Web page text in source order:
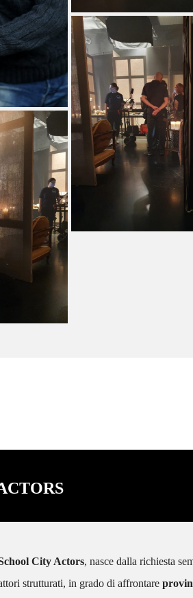
SCACTORS –
City Actors, nasce dalla richiesta
strutturati, in grado di affrontare